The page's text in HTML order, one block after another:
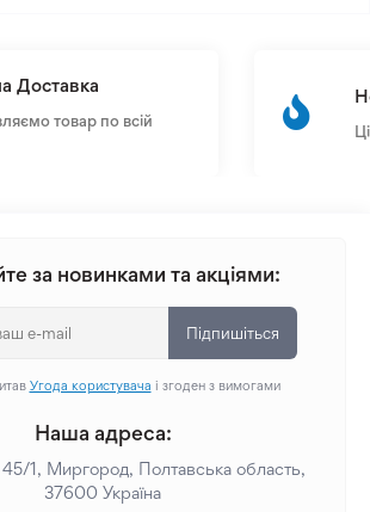
Доставка
товар по всій
за новинками та акціями:
Підпишіться
Угода користувача і згоден з вимогами
Наша адреса:
45/1, Миргород, Полтавська область,
37600 Україна